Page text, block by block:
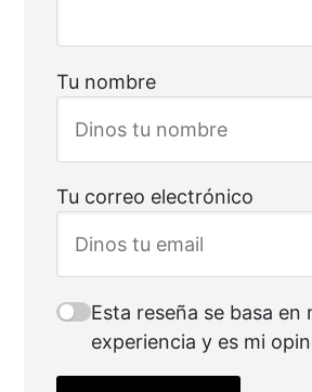
Tu nombre
Tu correo electrónico
Esta reseña se basa en
experiencia y es mi